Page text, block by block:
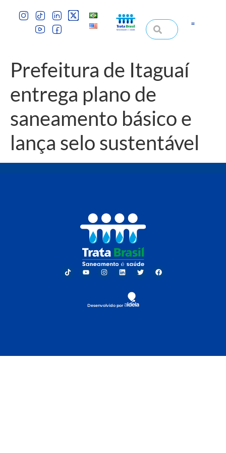
Prefeitura de Itaguaí
entrega plano de
saneamento básico e
lança selo sustentável
Desenvolvido por